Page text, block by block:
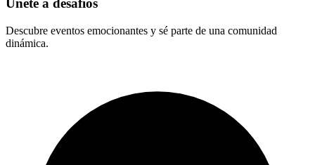
Únete a desafíos
Descubre eventos emocionantes y sé parte de una comunidad
dinámica.